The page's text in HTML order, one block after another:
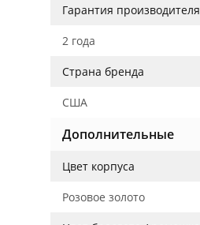
Гарантия производителя
2 года
Страна бренда
США
Дополнительные
Цвет корпуса
Розовое золото